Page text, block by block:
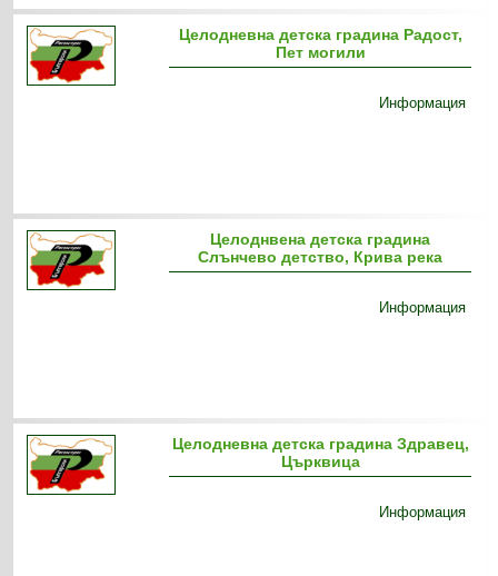
Целодневна детска градина Радост,
Пет могили
Информация
Целоднвена детска градина
Слънчево детство, Крива река
Информация
Целодневна детска градина Здравец,
Църквица
Информация